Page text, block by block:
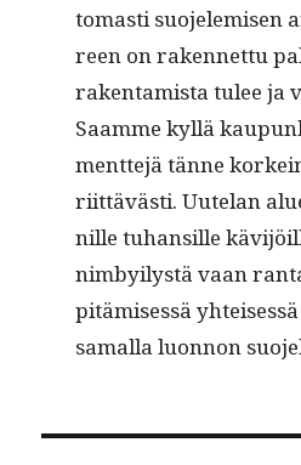
tomasti suo­jelemisen
reen on raken­net­tu
rak­en­tamista tulee ja
Saamme kyl­lä
ment­te­jä tänne
riit­tävästi. Uute­lan
nille tuhan­sille
nim­by­ilystä vaan
pitämisessä
samal­la luon­non